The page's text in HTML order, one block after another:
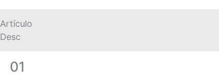
Artículo
Desc
01